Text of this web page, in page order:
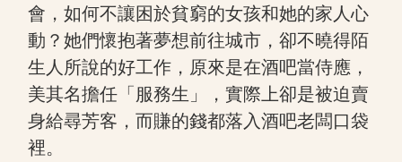
會，如何不讓困於貧窮的女孩和她的家人心
動？她們懷抱著夢想前往城市，卻不曉得陌
生人所說的好工作，原來是在酒吧當侍應，
美其名擔任「服務生」，實際上卻是被迫賣
身給尋芳客，而賺的錢都落入酒吧老闆口袋
裡。